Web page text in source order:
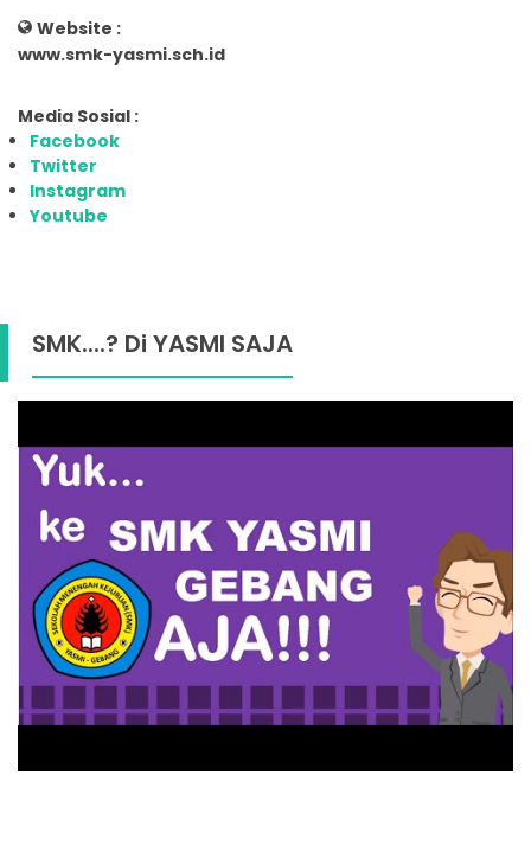
Website :
www.smk-yasmi.sch.id
Media Sosial :
Facebook
Twitter
Instagram
Youtube
SMK....? Di YASMI SAJA